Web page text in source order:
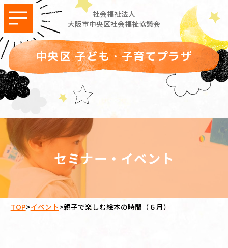
社会福祉法人
大阪市中央区社会福祉協議会
中央区 子ども・子育てプラザ
セミナー・イベント
TOP>イベント>親子で楽しむ絵本の時間（６月）